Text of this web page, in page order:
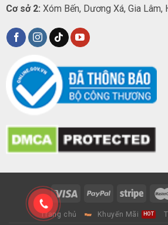
Cơ sở 2: Xóm Bến, Dương Xá, Gia Lâm,
Trang chủ Khuyến Mãi